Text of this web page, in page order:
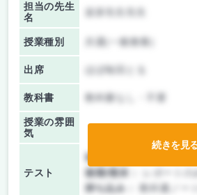
担当の先生
名
授業種別 共通(一般教養)
出席 ほぼ毎回とる
教科書 教科書なし・不要
授業の雰囲
気
テスト
前期/中間：
後期/期末：
持ち込み：
教科書ノー
続きを見